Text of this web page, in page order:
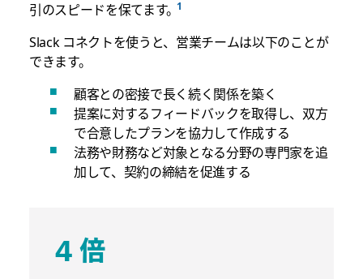
引のスピードを保てます。
Slack コネクトを使うと、営業チームは以下のことが
できます。
顧客との密接で長く続く関係を築く
提案に対するフィードバックを取得し、双方
で合意したプランを協力して作成する
法務や財務など対象となる分野の専門家を追
加して、契約の締結を促進する
4 倍